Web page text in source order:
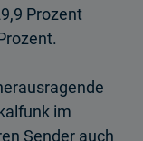
Prozent
im
Sender auch